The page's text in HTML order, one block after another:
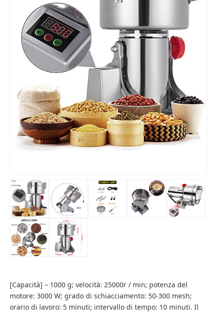
[Capacità] – 1000 g; velocità: 25000r / min; potenza del
motore: 3000 W; grado di schiacciamento: 50-300 mesh;
orario di lavoro: 5 minuti; intervallo di tempo: 10 minuti. Il